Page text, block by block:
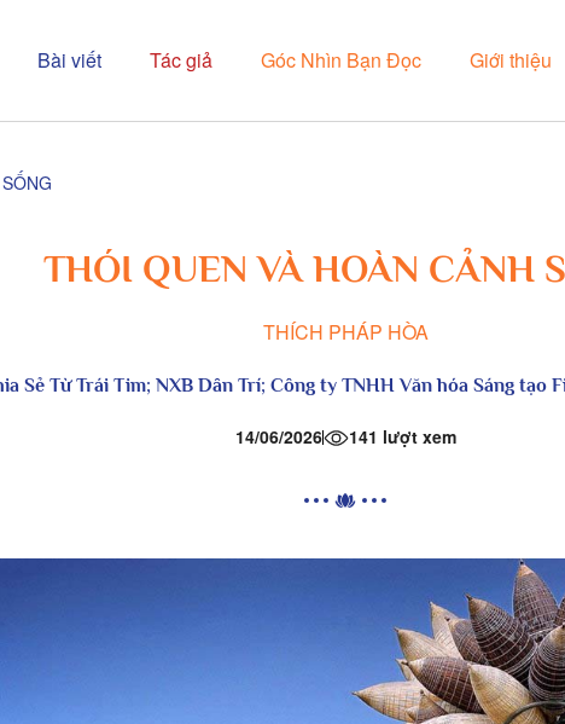
Bài viết Tác giả Góc Nhìn Bạn Đọc Giới thiệu
THÓI QUEN VÀ HOÀN CẢNH
THÍCH PHÁP HÒA
Sẻ Từ Trái Tim; NXB Dân Trí; Công ty TNHH Văn hóa Sáng tạo
14/06/2026 141 lượt xem